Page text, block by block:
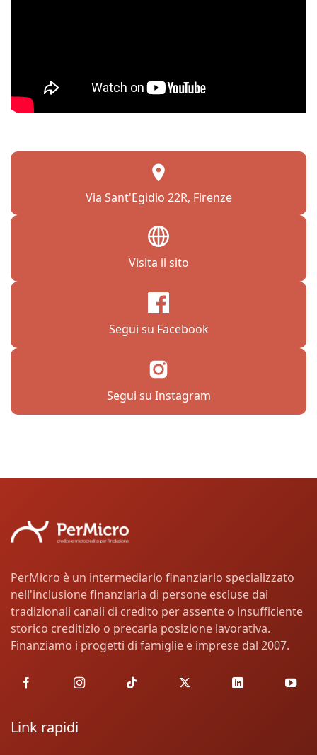
Via Sant'Egidio 22R, Firenze
Visita il sito
Segui su Facebook
Segui su Instagram
PerMicro è un intermediario finanziario specializzato
nell'inclusione finanziaria di persone escluse dai
tradizionali canali di credito per assente o insufficiente
storico creditizio o precaria posizione lavorativa.
Finanziamo i progetti di famiglie e imprese dal 2007.
Link rapidi